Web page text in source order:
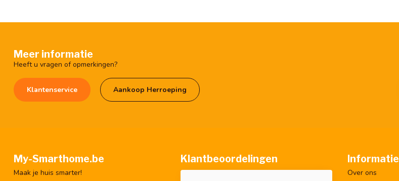
Meer informatie
Heeft u vragen of opmerkingen?
Klantenservice Aankoop Herroeping
My-Smarthome.be
Maak je huis smarter!
Klantbeoordelingen Informatie
Over ons